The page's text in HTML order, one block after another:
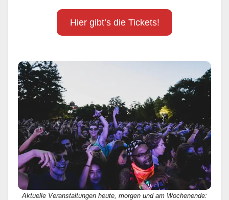
Hier gibt’s die Tickets!
Aktuelle Veranstaltungen heute, morgen und am Wochenende: